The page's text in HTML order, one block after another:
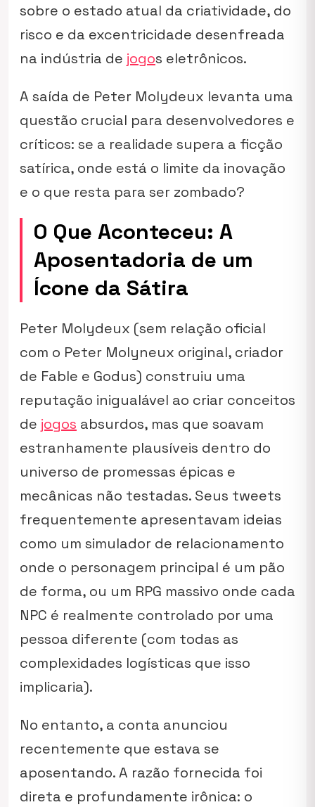
sobre o estado atual da criatividade, do
risco e da excentricidade desenfreada
na indústria de jogos eletrônicos.
A saída de Peter Molydeux levanta uma
questão crucial para desenvolvedores e
críticos: se a realidade supera a ficção
satírica, onde está o limite da inovação
e o que resta para ser zombado?
O Que Aconteceu: A
Aposentadoria de um
Ícone da Sátira
Peter Molydeux (sem relação oficial
com o Peter Molyneux original, criador
de Fable e Godus) construiu uma
reputação inigualável ao criar conceitos
de jogos absurdos, mas que soavam
estranhamente plausíveis dentro do
universo de promessas épicas e
mecânicas não testadas. Seus tweets
frequentemente apresentavam ideias
como um simulador de relacionamento
onde o personagem principal é um pão
de forma, ou um RPG massivo onde cada
NPC é realmente controlado por uma
pessoa diferente (com todas as
complexidades logísticas que isso
implicaria).
No entanto, a conta anunciou
recentemente que estava se
aposentando. A razão fornecida foi
direta e profundamente irônica: o